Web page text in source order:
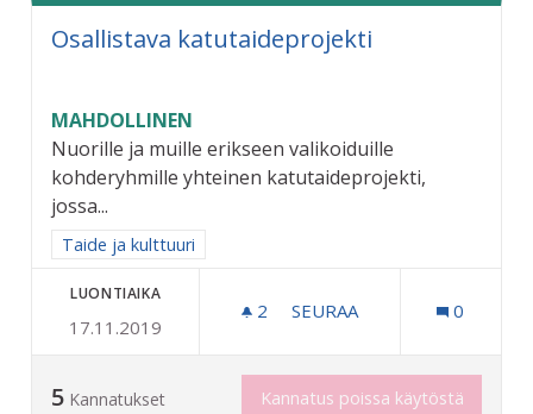
Osallistava katutaideprojekti
MAHDOLLINEN
Nuorille ja muille erikseen valikoiduille
kohderyhmille yhteinen katutaideprojekti,
jossa...
Rajaa tulokset aihepiirin mukaan: Taide ja kulttuuri
Taide ja kulttuuri
LUONTIAIKA
17.11.2019
2 2 SEURAAJAA
SEURAA 0
5 Kannatukset Kannatus poissa käytöstä